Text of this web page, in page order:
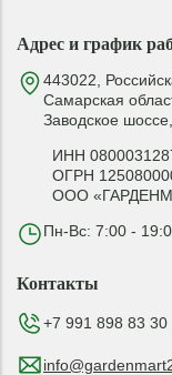
Адрес и график
443022,
Самарская
Заводское
ИНН
ОГРН
ООО
Пн-Вс: 7:00 -
Контакты
+7 991 898 83 30